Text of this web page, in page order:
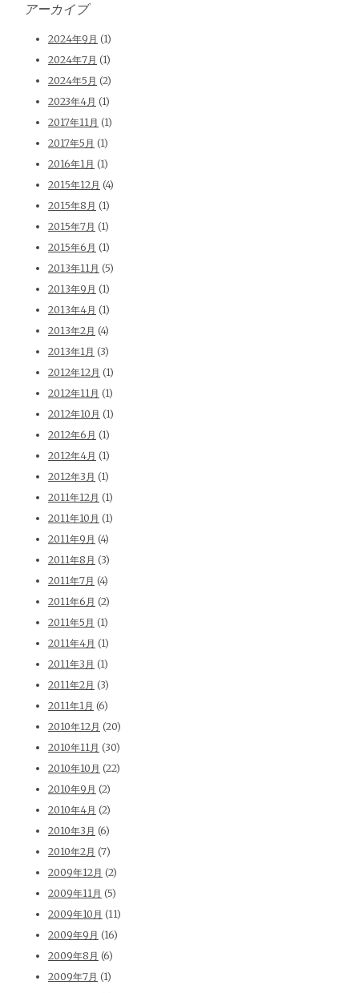
アーカイブ
2024年9月 (1)
2024年7月 (1)
2024年5月 (2)
2023年4月 (1)
2017年11月 (1)
2017年5月 (1)
2016年1月 (1)
2015年12月 (4)
2015年8月 (1)
2015年7月 (1)
2015年6月 (1)
2013年11月 (5)
2013年9月 (1)
2013年4月 (1)
2013年2月 (4)
2013年1月 (3)
2012年12月 (1)
2012年11月 (1)
2012年10月 (1)
2012年6月 (1)
2012年4月 (1)
2012年3月 (1)
2011年12月 (1)
2011年10月 (1)
2011年9月 (4)
2011年8月 (3)
2011年7月 (4)
2011年6月 (2)
2011年5月 (1)
2011年4月 (1)
2011年3月 (1)
2011年2月 (3)
2011年1月 (6)
2010年12月 (20)
2010年11月 (30)
2010年10月 (22)
2010年9月 (2)
2010年4月 (2)
2010年3月 (6)
2010年2月 (7)
2009年12月 (2)
2009年11月 (5)
2009年10月 (11)
2009年9月 (16)
2009年8月 (6)
2009年7月 (1)